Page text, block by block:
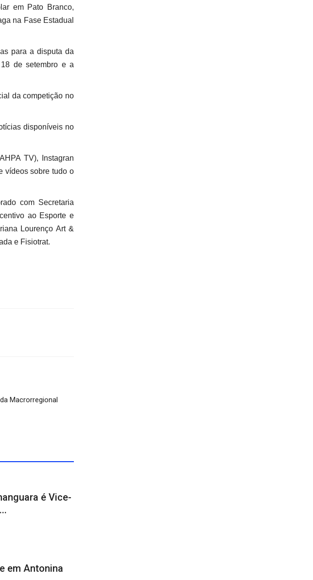
em Pato Branco,
na Fase Estadual
para a disputa da
de setembro e a
da competição no
disponíveis no
TV), Instagran
vídeos sobre tudo o
com Secretaria
ao Esporte e
Lourenço Art &
e Fisiotrat.
Macrorregional
é Vice-
em Antonina